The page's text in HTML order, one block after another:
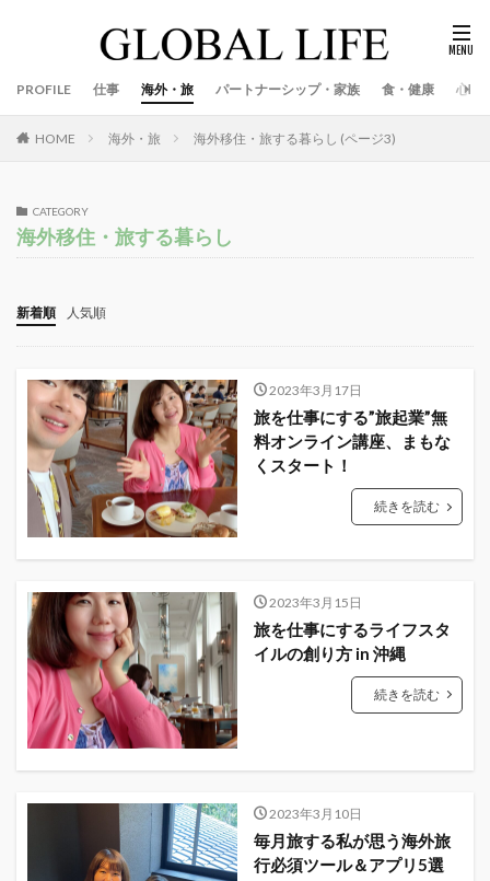
PROFILE 仕事 海外・旅 パートナーシップ・家族 食・健康 心
HOME 海外・旅 海外移住・旅する暮らし (ページ3)
CATEGORY
海外移住・旅する暮らし
新着順 人気順
2023年3月17日
旅を仕事にする”旅起業”無
料オンライン講座、まもな
くスタート！
続きを読む
2023年3月15日
旅を仕事にするライフスタ
イルの創り方 in 沖縄
続きを読む
2023年3月10日
毎月旅する私が思う海外旅
行必須ツール＆アプリ5選